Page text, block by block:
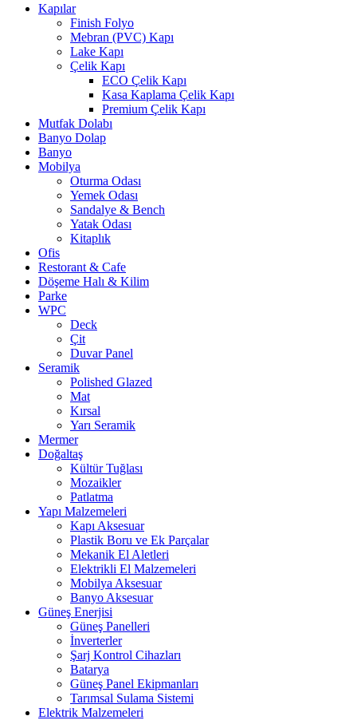
Kapılar
Finish Folyo
Mebran (PVC) Kapı
Lake Kapı
Çelik Kapı
ECO Çelik Kapı
Kasa Kaplama Çelik Kapı
Premium Çelik Kapı
Mutfak Dolabı
Banyo Dolap
Banyo
Mobilya
Oturma Odası
Yemek Odası
Sandalye & Bench
Yatak Odası
Kitaplık
Ofis
Restorant & Cafe
Döşeme Halı & Kilim
Parke
WPC
Deck
Çit
Duvar Panel
Seramik
Polished Glazed
Mat
Kırsal
Yarı Seramik
Mermer
Doğaltaş
Kültür Tuğlası
Mozaikler
Patlatma
Yapı Malzemeleri
Kapı Aksesuar
Plastik Boru ve Ek Parçalar
Mekanik El Aletleri
Elektrikli El Malzemeleri
Mobilya Aksesuar
Banyo Aksesuar
Güneş Enerjisi
Güneş Panelleri
İnverterler
Şarj Kontrol Cihazları
Batarya
Güneş Panel Ekipmanları
Tarımsal Sulama Sistemi
Elektrik Malzemeleri